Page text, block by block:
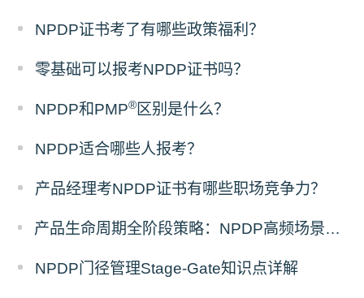
NPDP证书考了有哪些政策福利？
零基础可以报考NPDP证书吗？
NPDP和PMP® 区别是什么？
NPDP适合哪些人报考？
产品经理考NPDP证书有哪些职场竞争力？
产品生命周期全阶段策略：NPDP高频场景题答题模板
NPDP门径管理Stage-Gate知识点详解